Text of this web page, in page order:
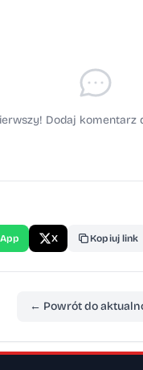
Dodaj komentarz
X Kopiuj link
← Powrót do